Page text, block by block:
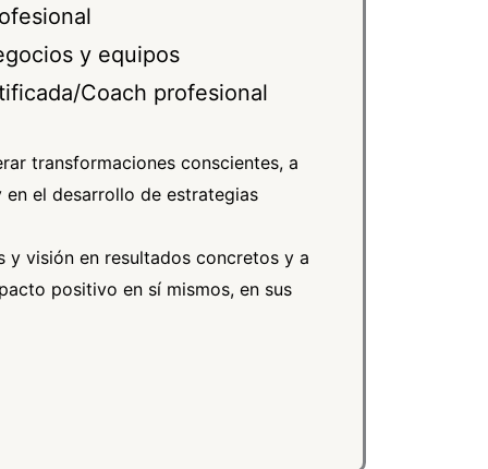
y equipos
Coach profesional
transformaciones conscientes, a
el desarrollo de estrategias
y visión en resultados concretos y a
positivo en sí mismos, en sus